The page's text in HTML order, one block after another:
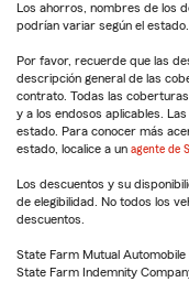
Los ahorros, nombres de los
podrían variar según el estado.
Por favor, recuerde que las
descripción general de las
contrato. Todas las
y a los endosos aplicables.
estado. Para conocer más
estado, localice a un agente de
Los descuentos y su
de elegibilidad. No todos los
descuentos.
State Farm Mutual
State Farm Indemnity